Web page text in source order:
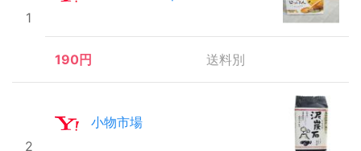
1
190円 送料別
2
小物市場